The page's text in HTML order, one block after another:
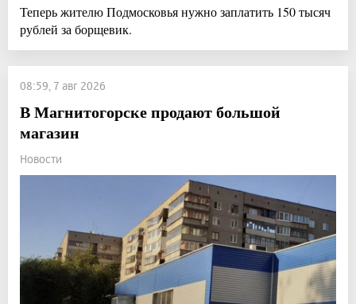
Теперь жителю Подмосковья нужно заплатить 150 тысяч
рублей за борщевик.
08:59, 7 авг 2026
В Магнитогорске продают большой
магазин
Новости